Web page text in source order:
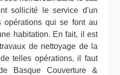
sollicité le service d'un
opérations qui se font au
habitation. En fait, il est
de nettoyage de la
telles opérations, il faut
Basque Couverture &